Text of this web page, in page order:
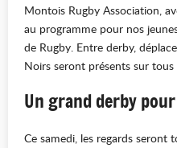
Montois Rugby Association,
au programme pour nos
de Rugby. Entre derby,
Noirs seront présents sur tous
Un grand derby
Ce samedi, les regards seront